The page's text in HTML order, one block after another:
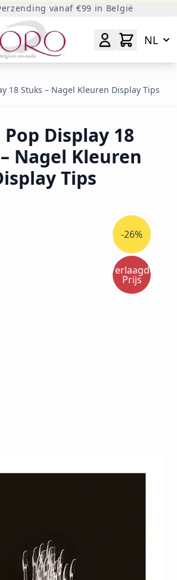
vanaf €99 in België
NL
18 Stuks – Nagel Kleuren Display Tips
Display 18
Nagel Kleuren
Tips
-26%
Verlaagde
Prijs
in de nagelstudio en thuis.